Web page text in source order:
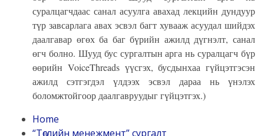
суралцагчдаас санал асуулга авахад лекцийн дундуур
түр завсарлага авах эсвэл багт хувааж асуудал шийдэх
даалгавар өгөх ба баг бүрийн ажилд дүгнэлт, санал
өгч болно. Шууд бус сургалтын арга нь суралцагч бүр
өөрийн VoiceThreads үүсгэх, бусдынхаа гүйцэтгэсэн
ажилд сэтгэгдэл үлдээх эсвэл дараа нь үнэлэх
боломжтойгоор даалгавруудыг гүйцэтгэх.)
Home
“Төслийн менежмент” сургалт